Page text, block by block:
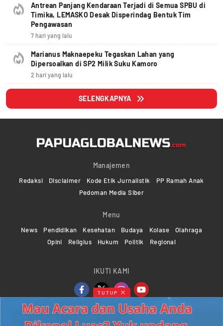
Antrean Panjang Kendaraan Terjadi di Semua SPBU di
Timika, LEMASKO Desak Disperindag Bentuk Tim
Pengawasan
7 hari yang lalu
Marianus Maknaepeku Tegaskan Lahan yang
Dipersoalkan di SP2 Milik Suku Kamoro
2 hari yang lalu
SELENGKAPNYA
Manajemen
Redaksi Disclaimer Kode Etik Jurnalistik
PP Ramah Anak
Pedoman Media Siber
Menu
News Pendidikan Kesehatan Budaya Kolase
Olahraga
Opini
Religius Hukum Politik Regional
IKUTI KAMI
Copyright ©2024-2026 Papuaglobalnews.com | All rights
TUTUP